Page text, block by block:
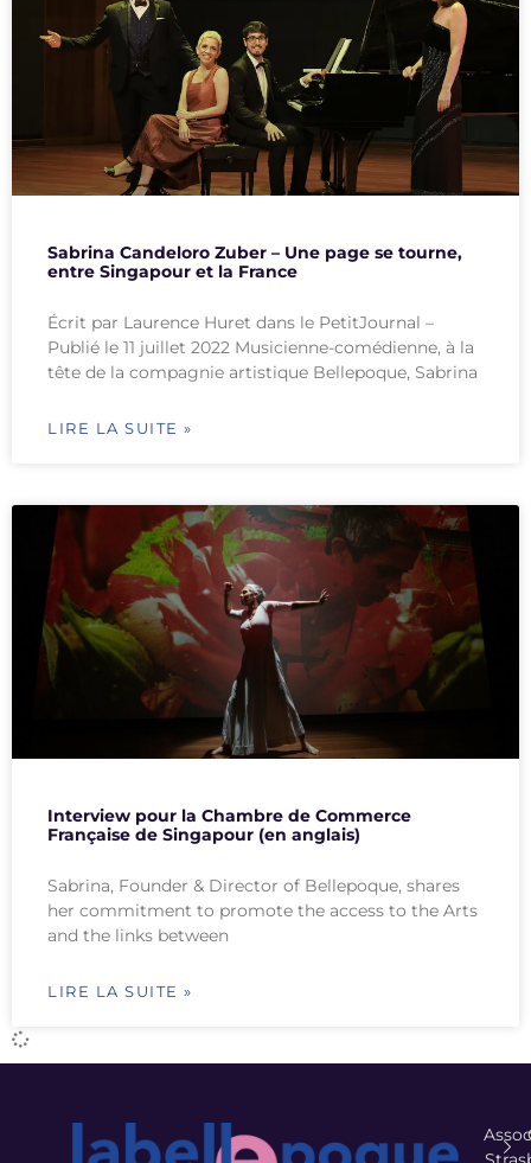
Sabrina Candeloro Zuber – Une page se tourne,
entre Singapour et la France
Écrit par Laurence Huret dans le PetitJournal –
Publié le 11 juillet 2022 Musicienne-comédienne, à la
tête de la compagnie artistique Bellepoque, Sabrina
LIRE LA SUITE »
Interview pour la Chambre de Commerce
Française de Singapour (en anglais)
Sabrina, Founder & Director of Bellepoque, shares
her commitment to promote the access to the Arts
and the links between
LIRE LA SUITE »